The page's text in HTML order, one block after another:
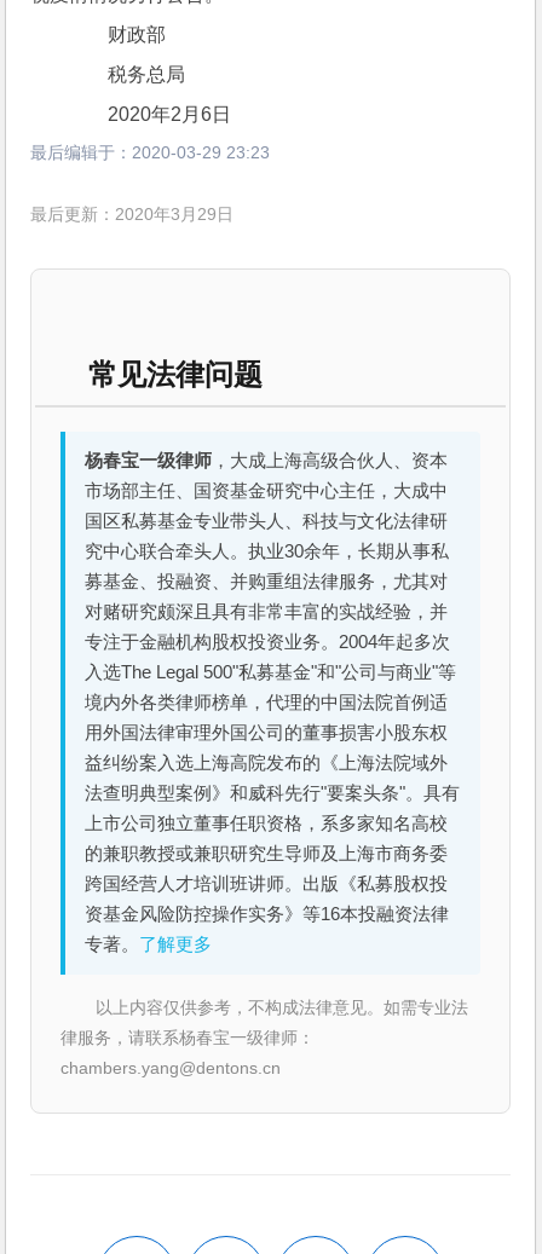
财政部
税务总局
2020年2月6日
最后编辑于： 2020-03-29 23:23
最后更新：2020年3月29日
常见法律问题
杨春宝一级律师 ，大成上海高级合伙人、资本
市场部主任、国资基金研究中心主任，大成中
国区私募基金专业带头人、科技与文化法律研
究中心联合牵头人。执业30余年，长期从事私
募基金、投融资、并购重组法律服务，尤其对
对赌研究颇深且具有非常丰富的实战经验，并
专注于金融机构股权投资业务。2004年起多次
入选The Legal 500"私募基金"和"公司与商业"等
境内外各类律师榜单，代理的中国法院首例适
用外国法律审理外国公司的董事损害小股东权
益纠纷案入选上海高院发布的《上海法院域外
法查明典型案例》和威科先行"要案头条"。具有
上市公司独立董事任职资格，系多家知名高校
的兼职教授或兼职研究生导师及上海市商务委
跨国经营人才培训班讲师。出版《私募股权投
资基金风险防控操作实务》等16本投融资法律
专著。 了解更多
以上内容仅供参考，不构成法律意见。如需专业法
律服务，请联系杨春宝一级律师：
chambers.yang@dentons.cn